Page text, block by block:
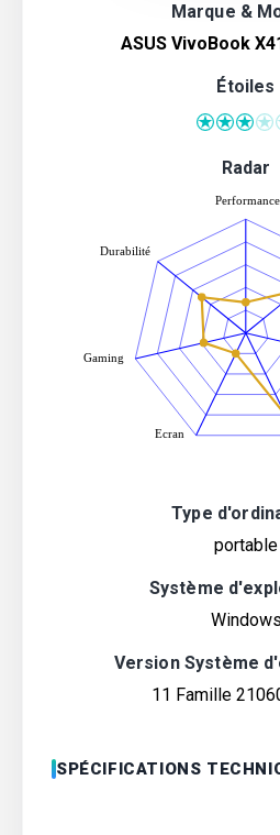
Marque &
ASUS VivoBook
Étoiles
Radar
Type
portable
Système
Windows
Version Système
11 Famille
SPÉCIFICATIONS